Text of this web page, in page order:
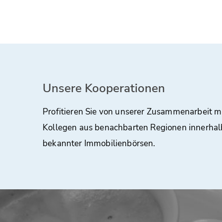
Unsere Kooperationen
Profitieren Sie von unserer Zusammenarbeit
Kollegen aus benachbarten Regionen
bekannter Immobilienbörsen.